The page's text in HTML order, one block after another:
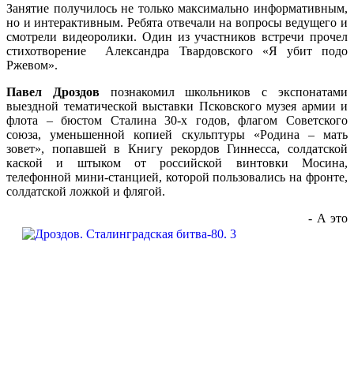
Занятие получилось не только максимально информативным,
но и интерактивным. Ребята отвечали на вопросы ведущего и
смотрели видеоролики. Один из участников встречи прочел
стихотворение Александра Твардовского «Я убит подо
Ржевом».
Павел Дроздовпознакомил школьников с экспонатами
выездной тематической выставки Псковского музея армии и
флота – бюстом Сталина 30-х годов, флагом Советского
союза, уменьшенной копией скульптуры «Родина – мать
зовет», попавшей в Книгу рекордов Гиннесса, солдатской
каской и штыком от российской винтовки Мосина,
телефонной мини-станцией, которой пользовались на фронте,
солдатской ложкой и флягой.
- А это